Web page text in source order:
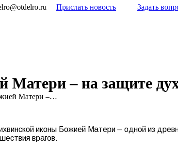
Прислать новость Задать
Матери – на защите
Матери –…
иконы Божией Матери – одной из
врагов.